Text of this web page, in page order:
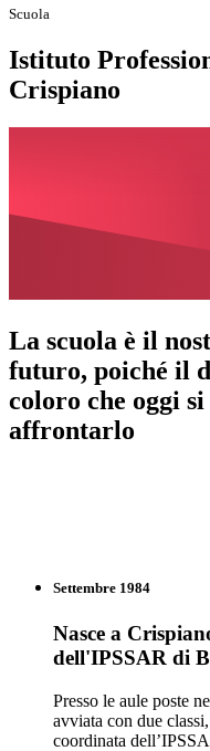
Scuola
Istituto
Crispiano
La scuola è il
futuro, poiché il
coloro che oggi
affrontarlo
Settembre 1984
Nasce a
dell'IPSSAR di
Presso le aule poste
avviata con due
coordinata